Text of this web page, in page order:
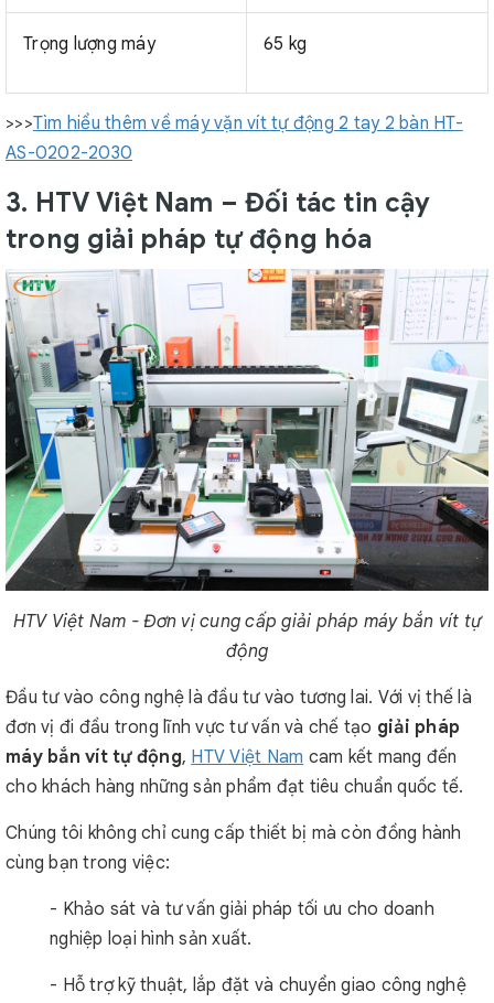
Trọng lượng máy 65 kg
>>>Tìm hiểu thêm về máy vặn vít tự động 2 tay 2 bàn HT-
AS-0202-2030
3. HTV Việt Nam – Đối tác tin cậy
trong giải pháp tự động hóa
HTV Việt Nam - Đơn vị cung cấp giải pháp máy bắn vít tự
động
Đầu tư vào công nghệ là đầu tư vào tương lai. Với vị thế là
đơn vị đi đầu trong lĩnh vực tư vấn và chế tạo giải pháp
máy bắn vít tự động, HTV Việt Nam cam kết mang đến
cho khách hàng những sản phẩm đạt tiêu chuẩn quốc tế.
Chúng tôi không chỉ cung cấp thiết bị mà còn đồng hành
cùng bạn trong việc:
- Khảo sát và tư vấn giải pháp tối ưu cho doanh
nghiệp loại hình sản xuất.
- Hỗ trợ kỹ thuật, lắp đặt và chuyển giao công nghệ